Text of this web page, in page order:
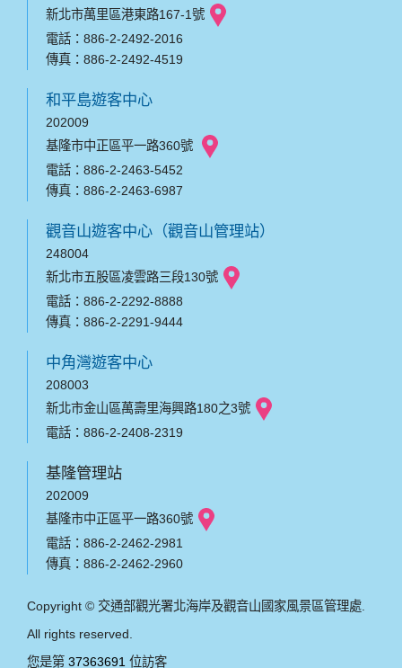
新北市萬里區港東路167-1號
電話：886-2-2492-2016
傳真：886-2-2492-4519
和平島遊客中心
202009
基隆市中正區平一路360號
電話：886-2-2463-5452
傳真：886-2-2463-6987
觀音山遊客中心（觀音山管理站）
248004
新北市五股區凌雲路三段130號
電話：886-2-2292-8888
傳真：886-2-2291-9444
中角灣遊客中心
208003
新北市金山區萬壽里海興路180之3號
電話：886-2-2408-2319
基隆管理站
202009
基隆市中正區平一路360號
電話：886-2-2462-2981
傳真：886-2-2462-2960
Copyright © 交通部觀光署北海岸及觀音山國家風景區管理處.
All rights reserved.
您是第 37363691 位訪客